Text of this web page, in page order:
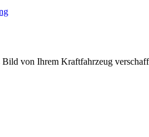
von Ihrem Kraftfahrzeug